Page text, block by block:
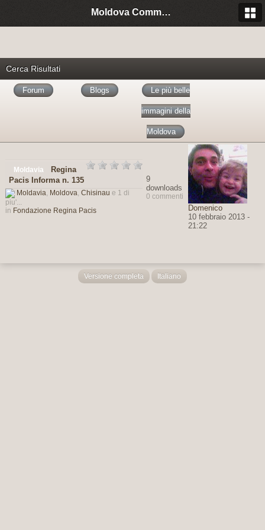
Moldova Community Italia
Cerca Risultati
Forum Blogs Le più belle
immagini della
Moldova
Moldavia
Regina
Pacis Informa n. 135
Moldavia Moldova Chisinau e 1 di
piu'...
in Fondazione Regina Pacis
9
downloads
0 commenti
Domenico
10 febbraio 2013 -
21:22
Versione completa Italiano